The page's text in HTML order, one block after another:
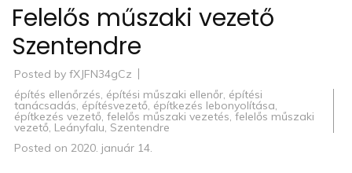
Felelős műszaki vezető
Szentendre
Posted by fXJFN34gCz
építés ellenőrzés, építési műszaki ellenőr, építési
tanácsadás, építésvezető, építkezés lebonyolítása,
építkezés vezető, felelős műszaki vezetés,felelős műszaki
vezető, Leányfalu, Szentendre
Posted on 2020. január 14.